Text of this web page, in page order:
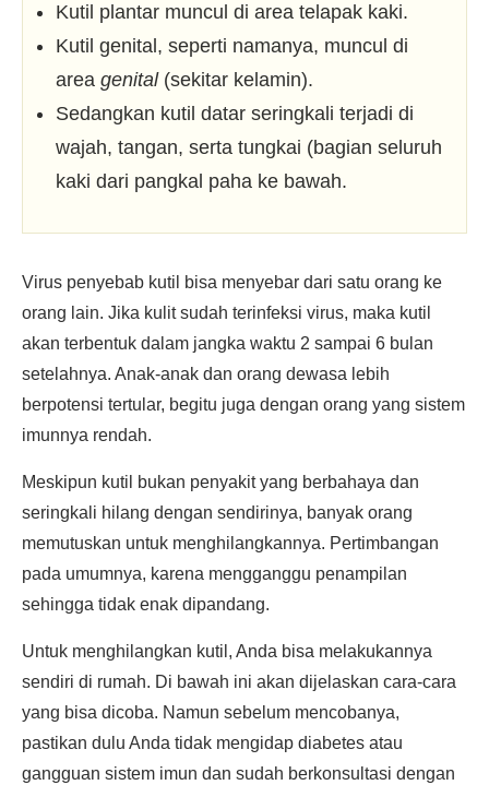
Kutil plantar muncul di area telapak kaki.
Kutil genital, seperti namanya, muncul di
area genital(sekitar kelamin).
Sedangkan kutil datar seringkali terjadi di
wajah, tangan, serta tungkai (bagian seluruh
kaki dari pangkal paha ke bawah.
Virus penyebab kutil bisa menyebar dari satu orang ke
orang lain. Jika kulit sudah terinfeksi virus, maka kutil
akan terbentuk dalam jangka waktu 2 sampai 6 bulan
setelahnya. Anak-anak dan orang dewasa lebih
berpotensi tertular, begitu juga dengan orang yang sistem
imunnya rendah.
Meskipun kutil bukan penyakit yang berbahaya dan
seringkali hilang dengan sendirinya, banyak orang
memutuskan untuk menghilangkannya. Pertimbangan
pada umumnya, karena mengganggu penampilan
sehingga tidak enak dipandang.
Untuk menghilangkan kutil, Anda bisa melakukannya
sendiri di rumah. Di bawah ini akan dijelaskan cara-cara
yang bisa dicoba. Namun sebelum mencobanya,
pastikan dulu Anda tidak mengidap diabetes atau
gangguan sistem imun dan sudah berkonsultasi dengan